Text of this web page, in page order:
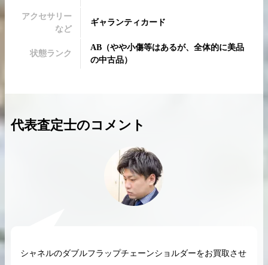
希少なリザード素材のバーキンの買取価格や
高く売るためのポイントを徹底解説
コラムをさらにみる
アクセサリー
など
ギャランティカード
状態ランク
AB （やや小傷等はあるが、全体的に美品
の中古品）
代表査定士のコメント
シャネルのダブルフラップチェーンショルダーをお買取させ